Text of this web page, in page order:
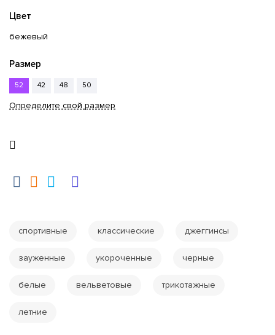
Цвет
бежевый
Размер
52 42 48 50
Определите свой размер
спортивные классические джеггинсы
зауженные укороченные черные
белые вельветовые трикотажные
летние